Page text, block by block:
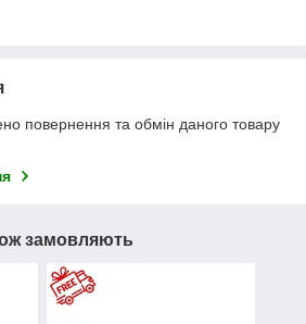
повернення та обмін даного товару
замовляють